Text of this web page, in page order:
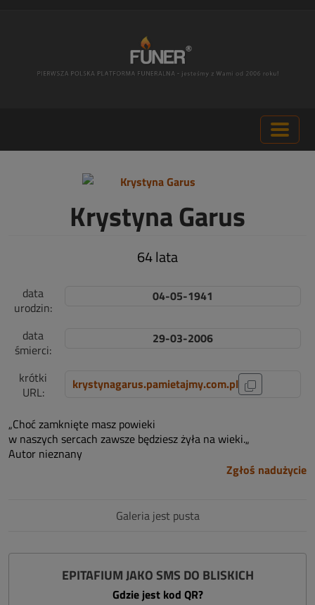
Krystyna Garus
64 lata
data
urodzin:
04-05-1941
data
śmierci:
29-03-2006
krótki
URL:
krystynagarus.pamietajmy.com.pl
„Choć zamknięte masz powieki
w naszych sercach zawsze będziesz żyła na wieki.„
Autor nieznany
Zgłoś nadużycie
Galeria jest pusta
EPITAFIUM JAKO SMS DO BLISKICH
Gdzie jest kod QR?